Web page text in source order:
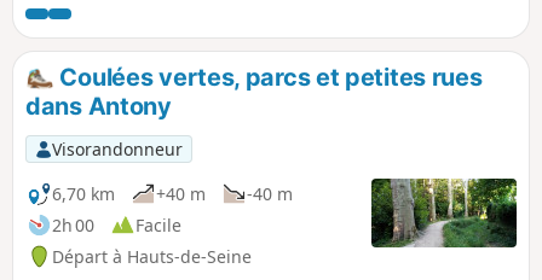
Malabry, Vallée aux Loups, Parc Henri Sellier. Elle permet de
découvrir les lieux où habitèrent pas moins de 6 prix Nobel
: Marie Curie, physique puis chimie et Pierre Curie,
physique avec son épouse, Frédéric et Irène Joliot-Curie,
ensemble pour la chimie, Sully Prudhomme, littérature et
Luc Montagnier, médecine.
Coulées vertes, parcs et petites rues
dans Antony
Visorandonneur
6,70 km
+40 m
-40 m
2h 00
Facile
Départ à Hauts-de-Seine